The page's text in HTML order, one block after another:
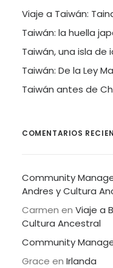
Viaje a Taiwán:
Taiwán: la huella
Taiwán, una isla
Taiwán: De la Ley
Taiwán antes de
COMENTARIOS
Community
Andres y Cultura
Carmen en Viaje a
Cultura Ancestral
Community
Grace en Irlanda